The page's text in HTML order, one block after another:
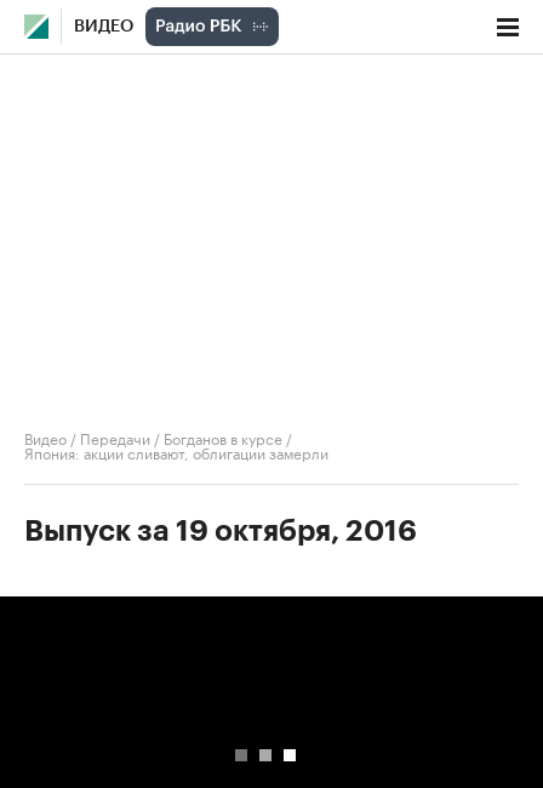
ВИДЕО
Видео / Передачи / Богданов в курсе /
Япония: акции сливают, облигации замерли
Выпуск за 19 октября, 2016